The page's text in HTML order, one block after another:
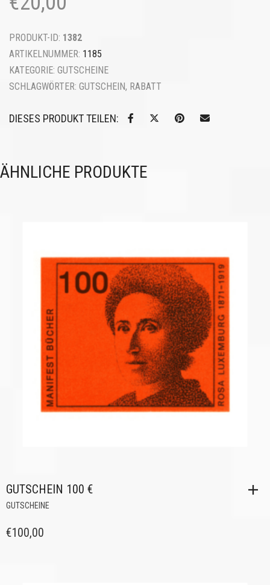
PRODUKT-ID: 1382
ARTIKELNUMMER: 1185
KATEGORIE: GUTSCHEINE
SCHLAGWÖRTER: GUTSCHEIN, RABATT
DIESES PRODUKT TEILEN:
ÄHNLICHE PRODUKTE
GUTSCHEIN 100 €
GUTSCHEINE
€100,00